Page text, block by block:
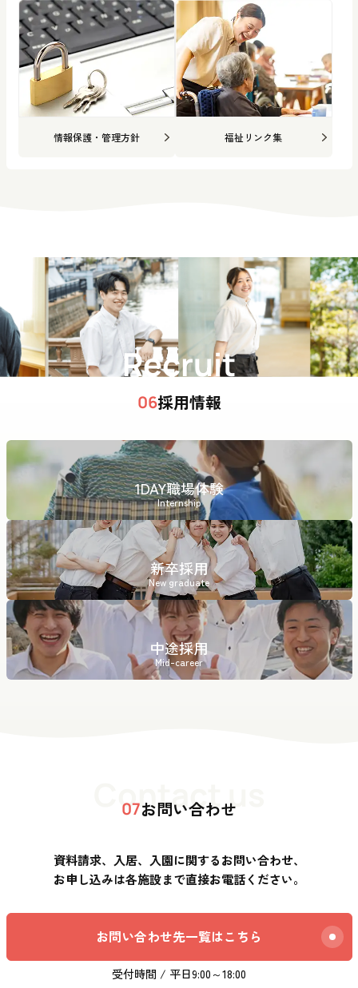
情報保護・管理方針 福祉リンク集
Recruit
06採用情報
1DAY職場体験
Internship
新卒採用
New graduate
中途採用
Mid-career
Contact us
07お問い合わせ
資料請求、入居、入園に関するお問い合わせ、
お申し込みは各施設まで直接お電話ください。
お問い合わせ先一覧はこちら
受付時間 / 平日9:00～18:00